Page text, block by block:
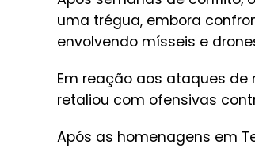
uma trégua, embora
envolvendo mísseis e
Em reação aos ataques de
retaliou com ofensivas
Após as homenagens em